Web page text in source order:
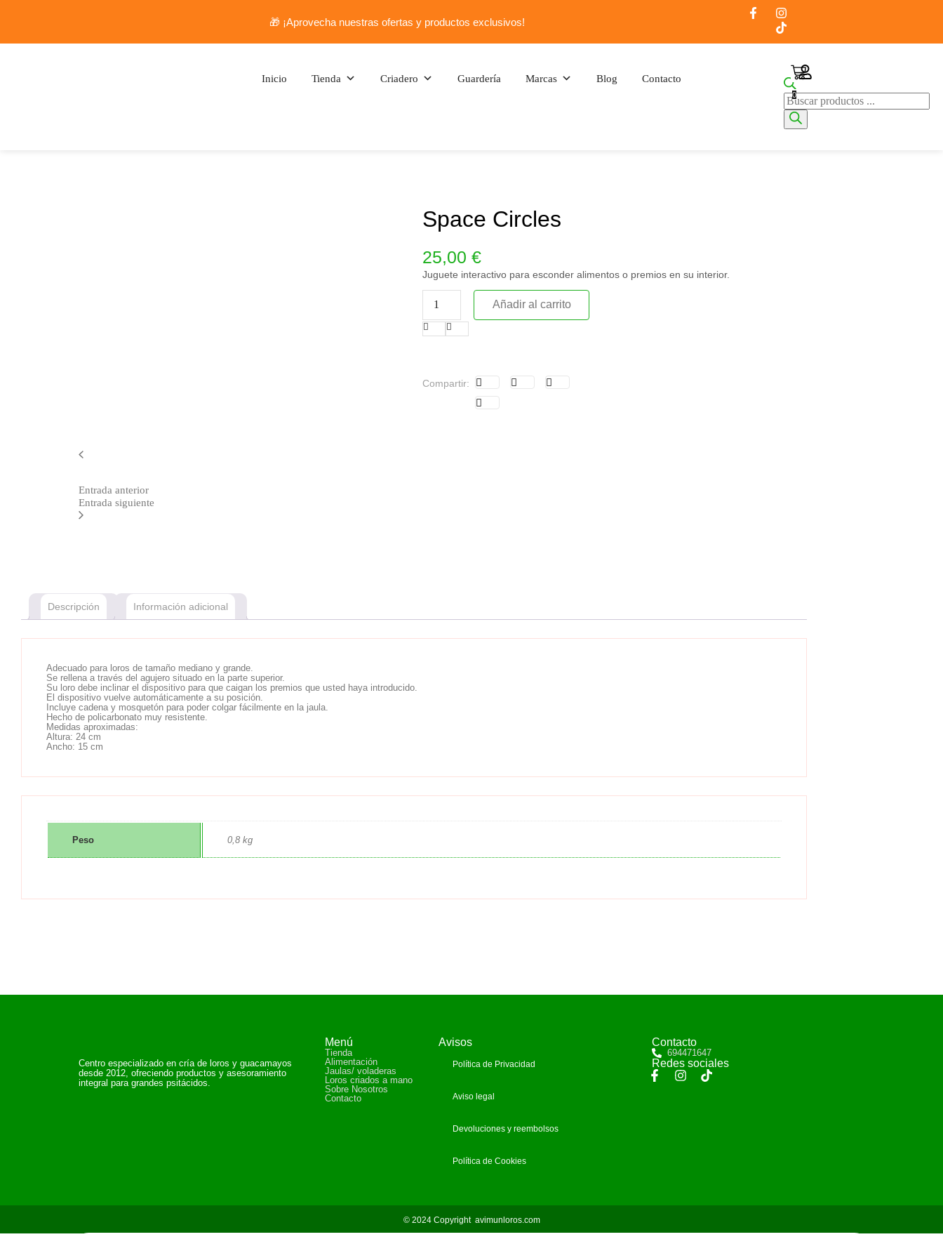
🎁 ¡Aprovecha nuestras ofertas y productos exclusivos!
Inicio Tienda Criadero Guardería Marcas Blog Contacto
0
Space Circles
25,00€
Juguete interactivo para esconder alimentos o premios en su interior.
Añadir al carrito
Compartir:
Entrada anterior
Entrada siguiente
Descripción Información adicional
Adecuado para loros de tamaño mediano y grande.
Se rellena a través del agujero situado en la parte superior.
Su loro debe inclinar el dispositivo para que caigan los premios que usted haya introducido.
El dispositivo vuelve automáticamente a su posición.
Incluye cadena y mosquetón para poder colgar fácilmente en la jaula.
Hecho de policarbonato muy resistente.
Medidas aproximadas:
Altura: 24 cm
Ancho: 15 cm
Peso 0,8 kg
Centro especializado en cría de loros y guacamayos
desde 2012, ofreciendo productos y asesoramiento
integral para grandes psitácidos.
Menú
Tienda
Alimentación
Jaulas/ voladeras
Loros criados a mano
Sobre Nosotros
Contacto
Avisos
Política de Privacidad
Aviso legal
Devoluciones y reembolsos
Política de Cookies
Contacto
694471647
Redes sociales
© 2024 Copyright avimunloros.com